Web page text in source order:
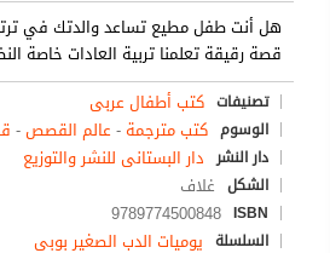
هل أنت طفل مطيع تساعد والدتك في
قصة رقيقة تعلمنا تربية العادات خاصة
تصنيفات كتب أطفال عربى
الوسوم كتب مترجمة -عالم القصص-
دار النشر دار البستانى للنشر والتوزيع
الشكل غلاف
ISBN
9789774500848
السلسلة يوميات الدب الصغير بوبى